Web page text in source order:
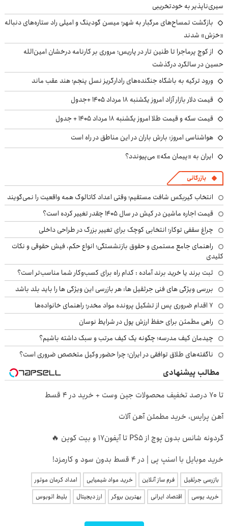
سیری‌ناپذیر به خودتخریبی
بازگشت تمساح‌های مرگبار به شهر؛ میسن گودینگ و امیلی راد ستاره‌های دنباله
«خزش» شدند
از کوچ‌ پرماجرا تا طنین تار در پاریس؛ مروری بر کارنامه درخشان امین‌الله
حسین در سالگرد درگذشت
ورود ترکیه به باشگاه جنگنده‌های رادارگریز نسل پنجم؛ هند عقب ماند
قیمت دلار بازار آزاد امروز یکشنبه ۱۸ مرداد ۱۴۰۵ +جدول
قیمت سکه و قیمت طلا امروز یکشنبه ۱۸ مرداد ۱۴۰۵ + جدول
هواشناسی امروز: بارش باران در این مناطق در راه است
ایران به «پیمان مکه» می‌پیوندد؟
بازرگانی
انتخاب گیربکس شافت مستقیم؛ وقتی اعداد کاتالوگ همه واقعیت را نمی‌گویند
قیمت اجاره ماشین در کیش در سال ۱۴۰۵ چقدر تغییر کرده است؟
چراغ سقفی توکار؛ انتخابی کوچک برای تغییر بزرگ در طراحی داخلی
راهنمای جامع مستمری و حقوق بازنشستگی؛ انواع حکم، فیش حقوقی و نکات
کلیدی
ثبت برند یا خرید برند آماده : کدام راه برای کسب‌وکار شما مناسب‌تر است؟
بررسی ویژگی های فنی جرثقیل ها: هر بازرسی این ویژگی ها را باید بلد باشد
۷ اقدام ضروری پس از تشکیل پرونده مواد مخدر؛ راهنمای خانواده‌ها
راهی مطمئن برای حفظ ارزش پول در شرایط نوسان
چیدمان کیف مدرسه؛ چگونه یک کیف مرتب و سبک داشته باشیم؟
ناگفته‌های طلاق توافقی در ایران؛ چرا حضور وکیل متخصص ضروری است؟
مطالب پیشنهادی
تا 70 درصد تخفیف محصولات جین وست + خرید در 4 قسط
آهن پرایس، خرید مطمئن آهن آلات
گردونه شانس بدون پوچ از PS5 تا آیفون17 و بیت کوین 🔥
خرید موبایل با اسنپ پی | در ۴ قسط بدون سود و کارمزد!
بازرسی جرثقیل فرم ساز آنلاین خرید مواد شیمیایی
امداد کرمان موتور
خرید یوسی
اقتصاد ایرانی بهترین بروکر ارز دیجیتال بلیط اتوبوس